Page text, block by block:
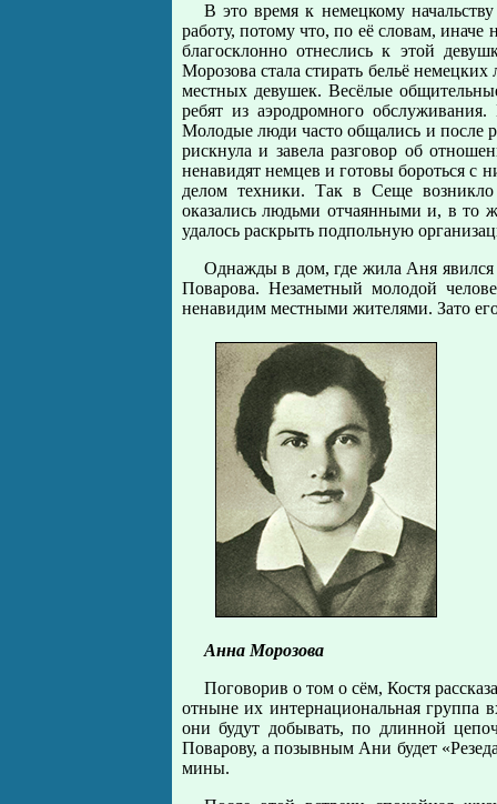
В это время к немецкому
работу, потому что, по её словам,
благосклонно отнеслись к этой
Морозова стала стирать бельё
местных девушек. Весёлые
ребят из аэродромного
Молодые люди часто общались и после
рискнула и завела разговор об
ненавидят немцев и готовы бороться с
делом техники. Так в Сеще возникло
оказались людьми отчаянными и, в то
удалось раскрыть подпольную
Однажды в дом, где жила Аня явился
Поварова. Незаметный молодой
ненавидим местными жителями. Зато
Анна Морозова
Поговорив о том о сём, Костя
отныне их интернациональная группа
они будут добывать, по длинной
Поварову, а позывным Ани будет
мины.